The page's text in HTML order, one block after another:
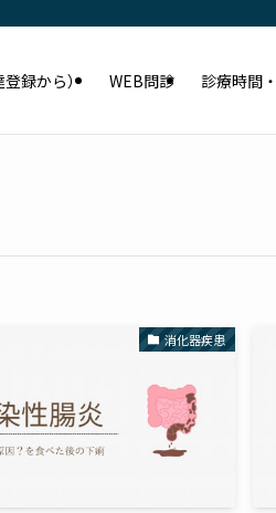
登録から） WEB問診 診療時間
消化器疾患